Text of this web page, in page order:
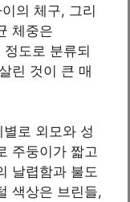
의 체구, 그리
체중은
도로 분류되
린 것이 큰 매
로 외모와 성
주둥이가 짧고
날렵함과 불도
색상은 브린들,